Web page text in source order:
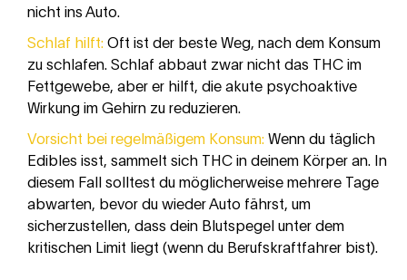
nicht ins Auto.
Schlaf hilft:Oft ist der beste Weg, nach dem Konsum
zu schlafen. Schlaf abbaut zwar nicht das THC im
Fettgewebe, aber er hilft, die akute psychoaktive
Wirkung im Gehirn zu reduzieren.
Vorsicht bei regelmäßigem Konsum:Wenn du täglich
Edibles isst, sammelt sich THC in deinem Körper an. In
diesem Fall solltest du möglicherweise mehrere Tage
abwarten, bevor du wieder Auto fährst, um
sicherzustellen, dass dein Blutspegel unter dem
kritischen Limit liegt (wenn du Berufskraftfahrer bist).